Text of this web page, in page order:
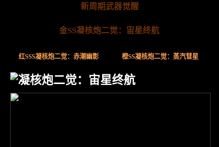
新周期武器觉醒
金SS凝核炮二觉：宙星终航
红SSS凝核炮二觉：赤潮幽影 橙SS凝核炮二觉：蒸汽彗星
凝核炮二觉：宙星终航